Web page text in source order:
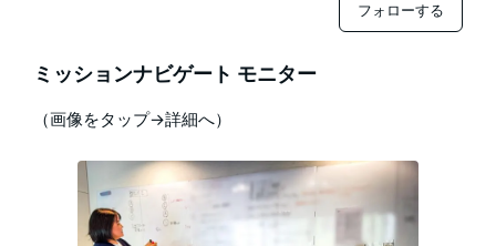
フォローする
ミッションナビゲート モニター
（画像をタップ→詳細へ）